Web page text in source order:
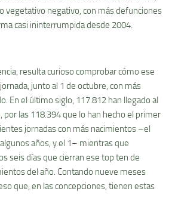
vegetativo negativo, con más defunciones
casi ininterrumpida desde 2004.
resulta curioso comprobar cómo ese
junto al 1 de octubre, con más
En el último siglo, 117.812 han llegado al
las 118.394 que lo han hecho el primer
jornadas con más nacimientos –el
años, y el 1– mientras que
seis días que cierran ese top ten de
del año. Contando nueve meses
que, en las concepciones, tienen estas